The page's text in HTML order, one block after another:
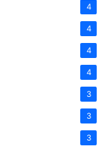
4
4
4
4
3
3
3